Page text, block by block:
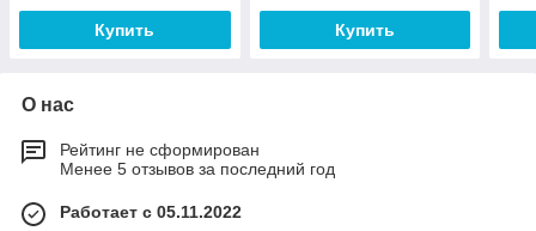
Купить Купить
О нас
Рейтинг не сформирован
Менее 5 отзывов за последний год
Работает с 05.11.2022